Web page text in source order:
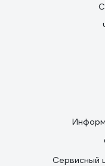
Сервисный